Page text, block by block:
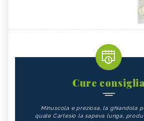
Cure consiglia
Minuscola e preziosa, la ghiandola
quale Cartesio la sapeva lunga,